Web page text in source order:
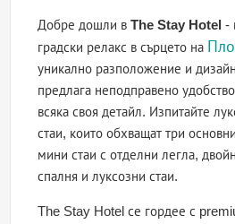
Добре дошли вThe Stay Hotel -
градски релакс в сърцето на
уникално разположение и
предлага неподправено
всяка своя детайл. Изпитайте
стаи, които обхващат три
мини стаи с отделни легла,
спалня и луксозни стаи.
The Stay Hotel се гордее с